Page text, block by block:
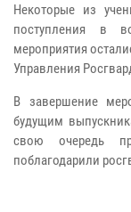
Некоторые из
поступления в
мероприятия
Управления
В завершение
будущим
свою очередь
поблагодарили